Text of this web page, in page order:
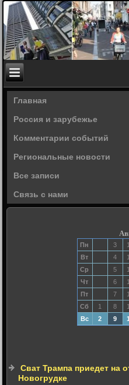
Главная
Россия и зарубежье
Комментарии событий
Региональные новости
Все записи
Связь с нами
Пн 3
Вт
4
Ср
5
Чт
6
Пт
7
Сб
1 8
Вс
2 9
Сват Трампа приедет на
Новогрудке